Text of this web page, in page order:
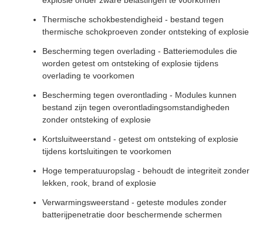
Thermische schokbestendigheid - bestand tegen
thermische schokproeven zonder ontsteking of explosie
Bescherming tegen overlading - Batteriemodules die
worden getest om ontsteking of explosie tijdens
overlading te voorkomen
Bescherming tegen overontlading - Modules kunnen
bestand zijn tegen overontladingsomstandigheden
zonder ontsteking of explosie
Kortsluitweerstand - getest om ontsteking of explosie
tijdens kortsluitingen te voorkomen
Hoge temperatuuropslag - behoudt de integriteit zonder
lekken, rook, brand of explosie
Verwarmingsweerstand - geteste modules zonder
batterijpenetratie door beschermende schermen